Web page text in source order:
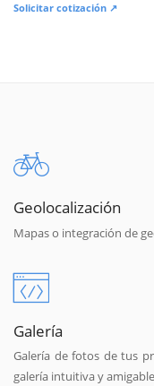
Solicitar cotización ↗
Geolocalización
Mapas o integración de
Galería
Galería de fotos de tus
galería intuitiva y